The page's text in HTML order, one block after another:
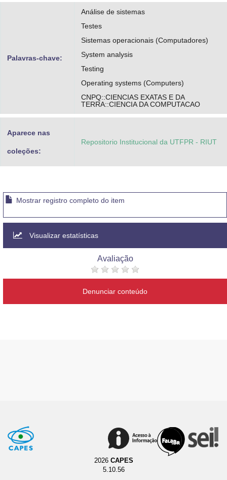
Palavras-chave:
Análise de sistemas
Testes
Sistemas operacionais (Computadores)
System analysis
Testing
Operating systems (Computers)
CNPQ::CIENCIAS EXATAS E DA
TERRA::CIENCIA DA COMPUTACAO
Aparece nas
coleções:
Repositorio Institucional da UTFPR - RIUT
Mostrar registro completo do item
Visualizar estatísticas
Avaliação
Denunciar conteúdo
2026 CAPES
5.10.56